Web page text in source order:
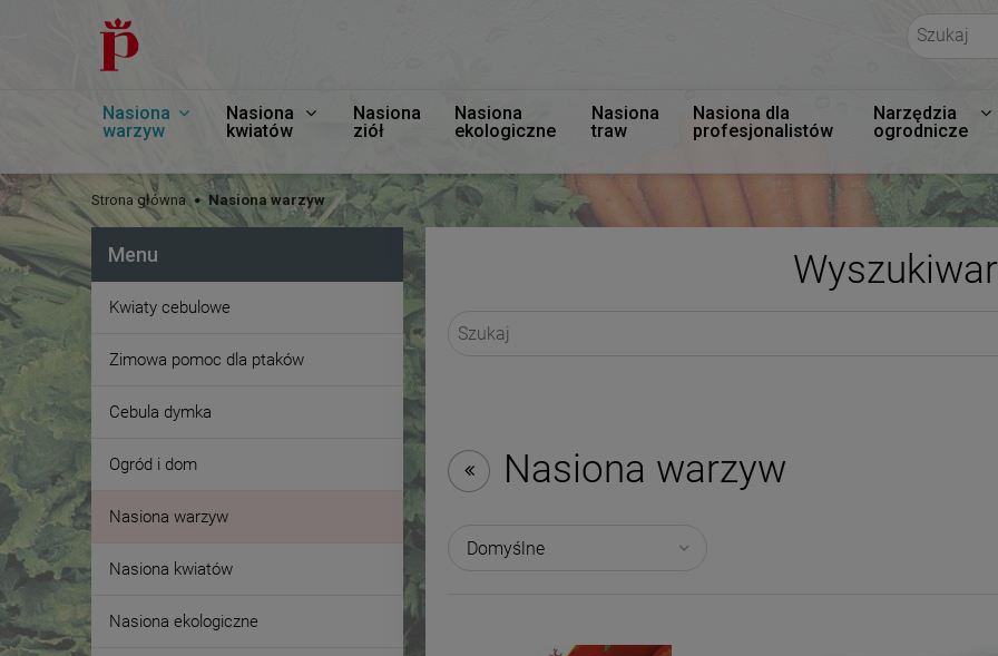
Nasiona
warzyw
Nasiona
kwiatów
Nasiona
ziół
Nasiona
ekologiczne
Nasiona
traw
Nasiona dla
profesjonalistów
Narzędzia
ogrodnicze
Strona główna Nasiona warzyw
Menu
Kwiaty cebulowe
Zimowa pomoc dla ptaków
Cebula dymka
Ogród i dom
Nasiona warzyw
Nasiona kwiatów
Nasiona ekologiczne
Nasiona warzyw